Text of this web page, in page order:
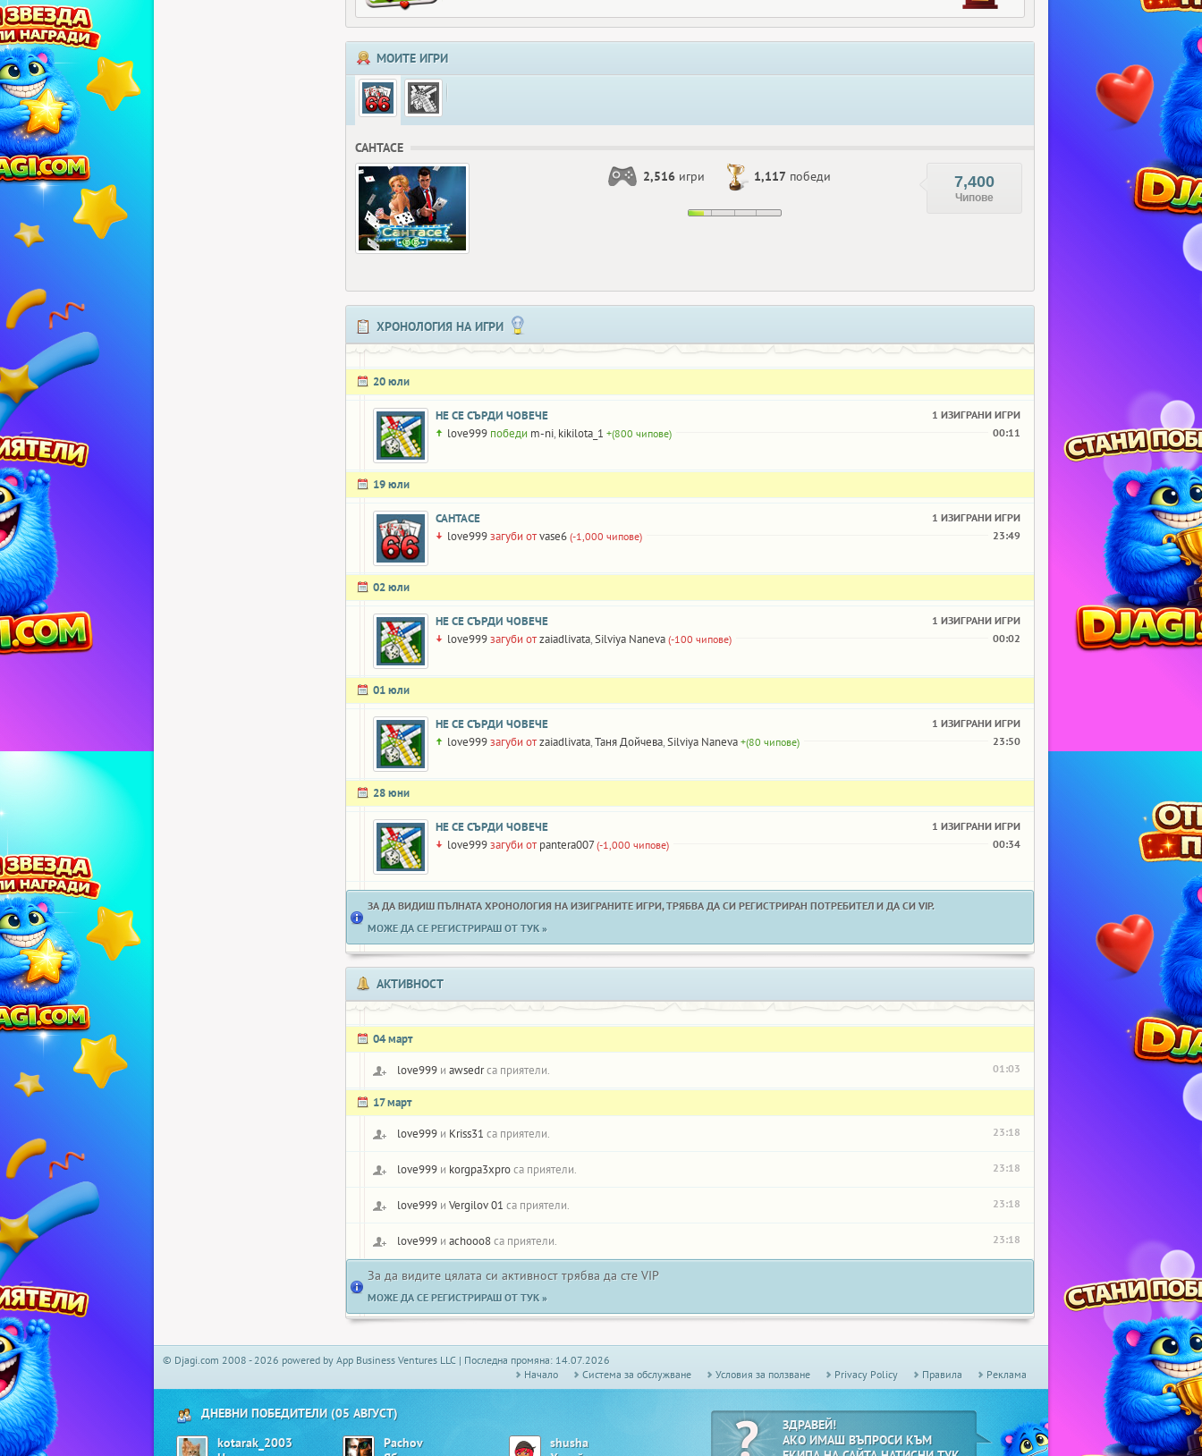
МОИТЕ ИГРИ
САНТАСЕ
2,516 игри 1,117 победи 7,400
Чипове
ХРОНОЛОГИЯ НА ИГРИ
20 юли
НЕ СЕ СЪРДИ ЧОВЕЧЕ 1 ИЗИГРАНИ ИГРИ
love999 победи m-ni, kikilota_1 +(800 чипове) 00:11
19 юли
САНТАСЕ 1 ИЗИГРАНИ ИГРИ
love999загуби отvase6 (-1,000 чипове) 23:49
02 юли
НЕ СЕ СЪРДИ ЧОВЕЧЕ 1 ИЗИГРАНИ ИГРИ
love999загуби отzaiadlivata,Silviya Naneva (-100 чипове) 00:02
01 юли
НЕ СЕ СЪРДИ ЧОВЕЧЕ 1 ИЗИГРАНИ ИГРИ
love999загуби отzaiadlivata,Таня Дойчева,Silviya Naneva +(80 чипове) 23:50
28 юни
НЕ СЕ СЪРДИ ЧОВЕЧЕ 1 ИЗИГРАНИ ИГРИ
love999загуби от pantera007 (-1,000 чипове) 00:34
ЗА ДА ВИДИШ ПЪЛНАТА ХРОНОЛОГИЯ НА ИЗИГРАНИТЕ ИГРИ, ТРЯБВА ДА СИ РЕГИСТРИРАН ПОТРЕБИТЕЛ И ДА СИ VIP.
МОЖЕ ДА СЕ РЕГИСТРИРАШ ОТ ТУК »
АКТИВНОСТ
04 март
love999 и awsedrса приятели. 01:03
17 март
love999 и Kriss31 са приятели. 23:18
love999 и korgpa3xproса приятели. 23:18
love999 и Vergilov 01 са приятели. 23:18
love999 и achooo8са приятели. 23:18
За да видите цялата си активност трябва да сте VIP
МОЖЕ ДА СЕ РЕГИСТРИРАШ ОТ ТУК »
© Djagi.com 2008 - 2026 powered by App Business Ventures LLC | Последна промяна: 14.07.2026
Начало
Системa за обслужване Условия за ползване Privacy Policy Правила Реклама
ДНЕВНИ ПОБЕДИТЕЛИ (05 АВГУСТ)
kotarak_2003
Pachov
shusha
ЗДРАВЕЙ!
АКО ИМАШ ВЪПРОСИ КЪМ